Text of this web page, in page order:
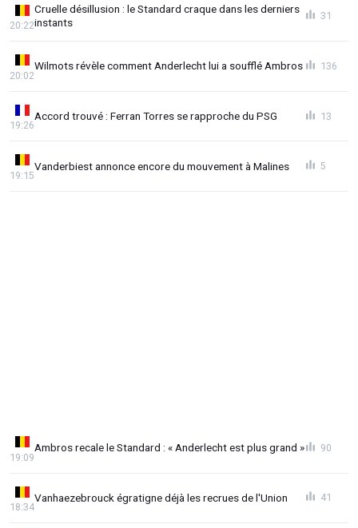
Cruelle désillusion : le Standard craque dans les derniers
instants
20:22
31
Wilmots révèle comment Anderlecht lui a soufflé Ambros
20:02
136
Accord trouvé : Ferran Torres se rapproche du PSG
19:26
13
Vanderbiest annonce encore du mouvement à Malines
19:15
5
Ambros recale le Standard : « Anderlecht est plus grand »
19:09
90
Vanhaezebrouck égratigne déjà les recrues de l'Union
18:34
41